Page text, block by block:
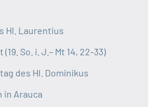
Hl. Laurentius
So. i. J.– Mt 14, 22-33)
des Hl. Dominikus
in Arauca